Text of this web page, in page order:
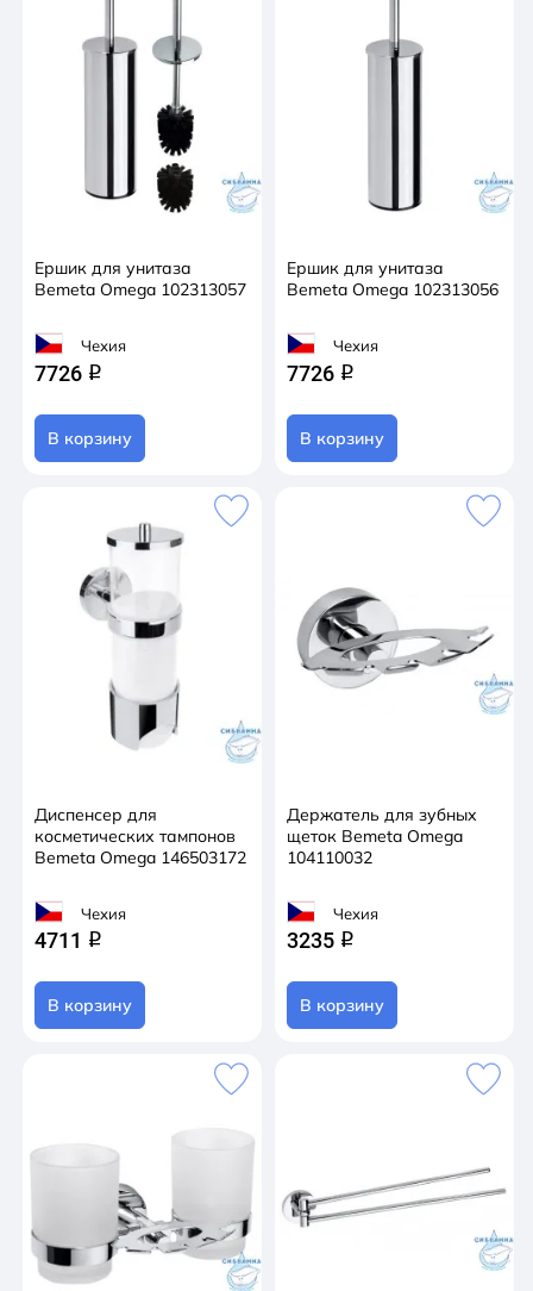
Ершик для унитаза
Bemeta Omega 102313057
Чехия
7726 q
В корзину
Ершик для унитаза
Bemeta Omega 102313056
Чехия
7726 q
В корзину
Диспенсер для
косметических тампонов
Bemeta Omega 146503172
Чехия
4711 q
В корзину
Держатель для зубных
щеток Bemeta Omega
104110032
Чехия
3235 q
В корзину